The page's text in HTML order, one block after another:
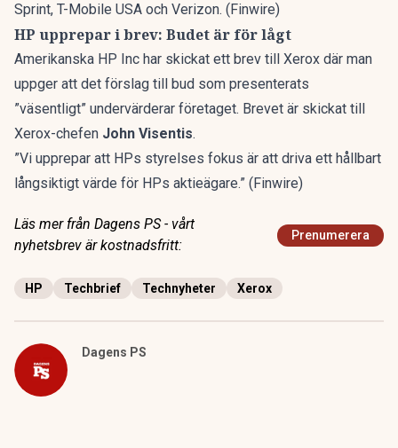
Sprint, T-Mobile USA och Verizon. (Finwire)
HP upprepar i brev: Budet är för lågt
Amerikanska HP Inc har skickat ett brev till Xerox där man
uppger att det förslag till bud som presenterats
”väsentligt” undervärderar företaget. Brevet är skickat till
Xerox-chefen John Visentis.
”Vi upprepar att HPs styrelses fokus är att driva ett hållbart
långsiktigt värde för HPs aktieägare.” (Finwire)
Läs mer från Dagens PS - vårt
nyhetsbrev är kostnadsfritt:
Prenumerera
HP Techbrief Technyheter Xerox
Dagens PS